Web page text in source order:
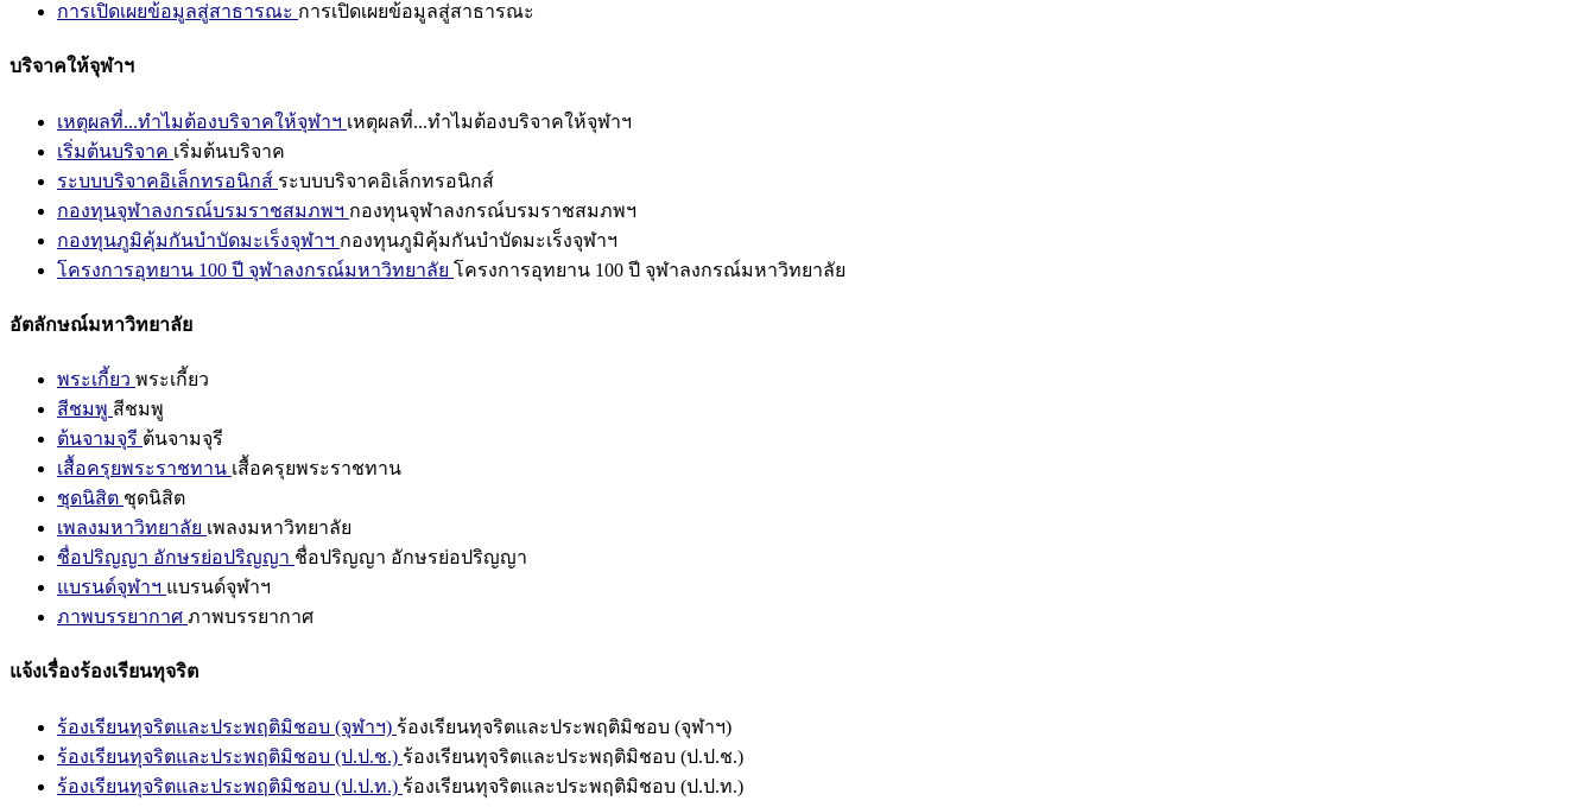
การเปิดเผยข้อมูลสู่สาธารณะ การเปิดเผยข้อมูลสู่สาธารณะ
บริจาคให้จุฬาฯ
เหตุผลที่...ทำไมต้องบริจาคให้จุฬาฯ เหตุผลที่...ทำไมต้องบริจาคให้จุฬาฯ
เริ่มต้นบริจาค เริ่มต้นบริจาค
ระบบบริจาคอิเล็กทรอนิกส์ ระบบบริจาคอิเล็กทรอนิกส์
กองทุนจุฬาลงกรณ์บรมราชสมภพฯ กองทุนจุฬาลงกรณ์บรมราชสมภพฯ
กองทุนภูมิคุ้มกันบำบัดมะเร็งจุฬาฯ กองทุนภูมิคุ้มกันบำบัดมะเร็งจุฬาฯ
โครงการอุทยาน 100 ปี จุฬาลงกรณ์มหาวิทยาลัย โครงการอุทยาน 100 ปี จุฬาลงกรณ์มหาวิทยาลัย
อัตลักษณ์มหาวิทยาลัย
พระเกี้ยว พระเกี้ยว
สีชมพู สีชมพู
ต้นจามจุรี ต้นจามจุรี
เสื้อครุยพระราชทาน เสื้อครุยพระราชทาน
ชุดนิสิต ชุดนิสิต
เพลงมหาวิทยาลัย เพลงมหาวิทยาลัย
ชื่อปริญญา อักษรย่อปริญญา ชื่อปริญญา อักษรย่อปริญญา
แบรนด์จุฬาฯ แบรนด์จุฬาฯ
ภาพบรรยากาศ ภาพบรรยากาศ
แจ้งเรื่องร้องเรียนทุจริต
ร้องเรียนทุจริตและประพฤติมิชอบ (จุฬาฯ) ร้องเรียนทุจริตและประพฤติมิชอบ (จุฬาฯ)
ร้องเรียนทุจริตและประพฤติมิชอบ (ป.ป.ช.) ร้องเรียนทุจริตและประพฤติมิชอบ (ป.ป.ช.)
ร้องเรียนทุจริตและประพฤติมิชอบ (ป.ป.ท.) ร้องเรียนทุจริตและประพฤติมิชอบ (ป.ป.ท.)